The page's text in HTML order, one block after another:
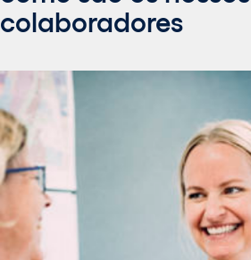
colaboradores